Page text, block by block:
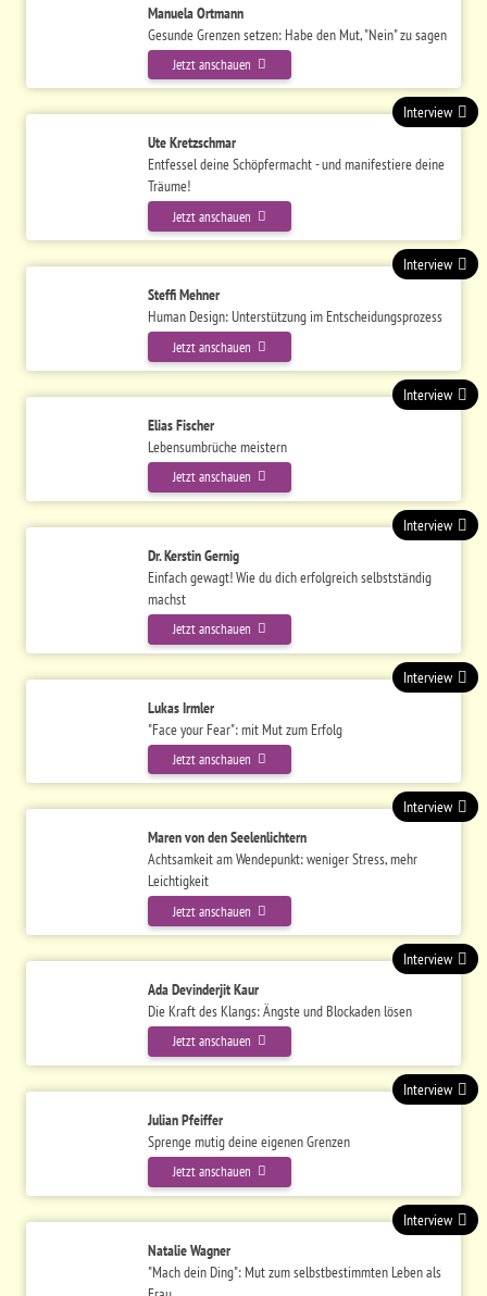
Manuela Ortmann
Gesunde Grenzen setzen: Habe den Mut, "Nein" zu sagen
Jetzt anschauen
Ute Kretzschmar
Entfessel deine Schöpfermacht - und manifestiere deine
Träume!
Jetzt anschauen
Interview
Steffi Mehner
Human Design: Unterstützung im Entscheidungsprozess
Jetzt anschauen
Interview
Elias Fischer
Lebensumbrüche meistern
Jetzt anschauen
Interview
Dr. Kerstin Gernig
Einfach gewagt! Wie du dich erfolgreich selbstständig
machst
Jetzt anschauen
Interview
Lukas Irmler
"Face your Fear": mit Mut zum Erfolg
Jetzt anschauen
Interview
Maren von den Seelenlichtern
Achtsamkeit am Wendepunkt: weniger Stress, mehr
Leichtigkeit
Jetzt anschauen
Interview
Ada Devinderjit Kaur
Die Kraft des Klangs: Ängste und Blockaden lösen
Jetzt anschauen
Interview
Julian Pfeiffer
Sprenge mutig deine eigenen Grenzen
Jetzt anschauen
Interview
Natalie Wagner
"Mach dein Ding": Mut zum selbstbestimmten Leben als
Interview